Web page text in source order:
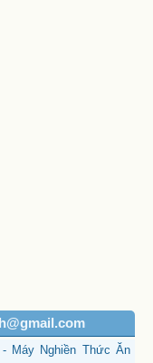
- Máy Nghiền Thức Ăn